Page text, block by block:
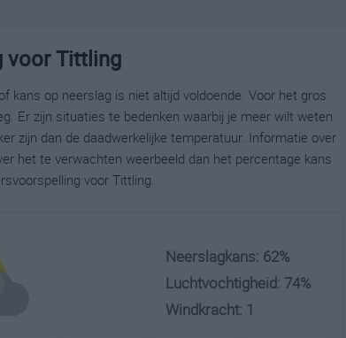
voor Tittling
kans op neerslag is niet altijd voldoende. Voor het gros
Er zijn situaties te bedenken waarbij je meer wilt weten
zijn dan de daadwerkelijke temperatuur. Informatie over
het te verwachten weerbeeld dan het percentage kans
voor Tittling.
Neerslagkans: 62%
Luchtvochtigheid: 74%
Windkracht: 1